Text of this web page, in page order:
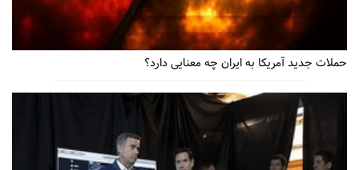
حملات جدید آمریکا به ایران چه معنایی دارد؟